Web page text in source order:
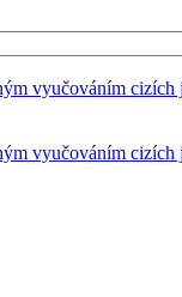
vyučováním cizích
vyučováním cizích